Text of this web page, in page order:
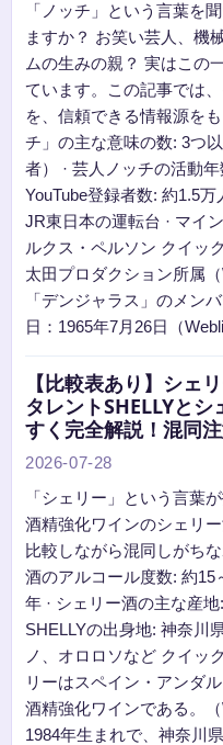
「ノッチ」という言葉を
ますか？ お笑い芸人、機
ムの生みの親？ 実はこの
ています。この記事では
を、信頼できる情報源を
チ」の主な意味の数: 3つ
者） · 芸人ノッチの活動
YouTube登録者数: 約1.5
JR東日本の運転台 · マイ
ルクス・ペルソン クイッ
太田プロダクション所属
「デンジャラス」のメン
日：1965年7月26日（
【比較表あり】シェ
タレントSHELLYと
すく完全解説！混同
2026-07-28
「シェリー」という言葉
酒精強化ワインのシェリ
比較しながら混同しがち
酒のアルコール度数: 約15
年 · シェリー酒の主な産
SHELLYの出身地: 神奈川
ノ、オロロソなど クイッ
リーはスペイン・アンダ
酒精強化ワインである。
1984年生まれで、神奈川